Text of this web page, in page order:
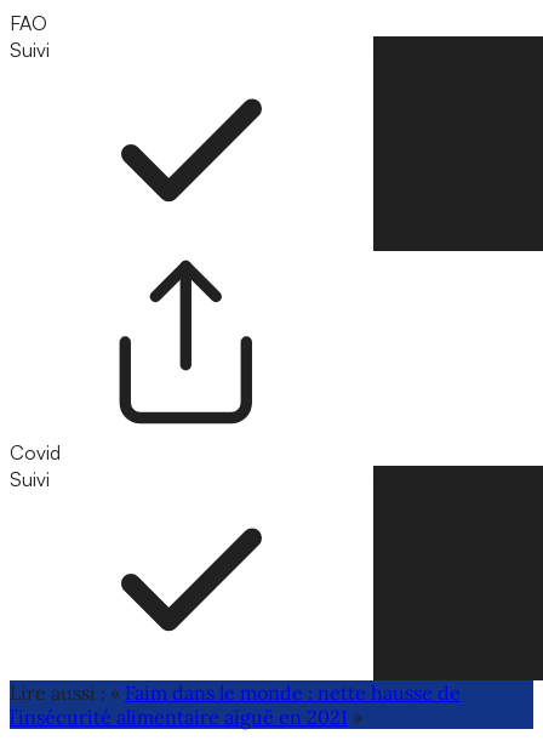
FAO
Suivi
Covid
Suivi
Lire aussi : « Faim dans le monde : nette hausse de
l’insécurité alimentaire aiguë en 2021 »